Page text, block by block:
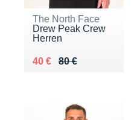
The North Face
Drew Peak Crew
Herren
80 €
Au lieu de 80 €
40 €
Vendu 40 €